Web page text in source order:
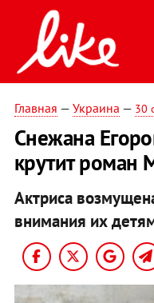
Главная — Украина — 30
Снежана
крутит роман
Актриса
внимания их